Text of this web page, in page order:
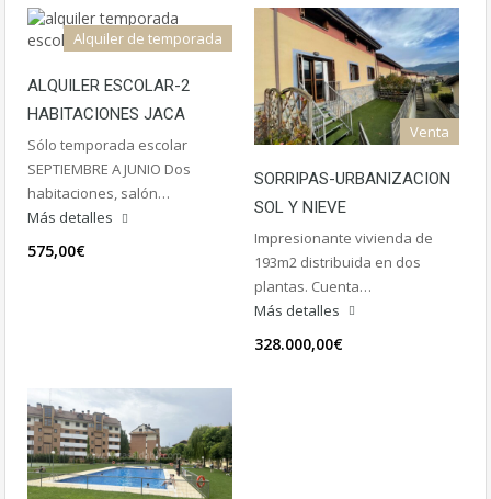
Alquiler de temporada
ALQUILER ESCOLAR-2
HABITACIONES JACA
Sólo temporada escolar
SEPTIEMBRE A JUNIO Dos
habitaciones, salón…
Más detalles
575,00€
Venta
SORRIPAS-URBANIZACION
SOL Y NIEVE
Impresionante vivienda de
193m2 distribuida en dos
plantas. Cuenta…
Más detalles
328.000,00€